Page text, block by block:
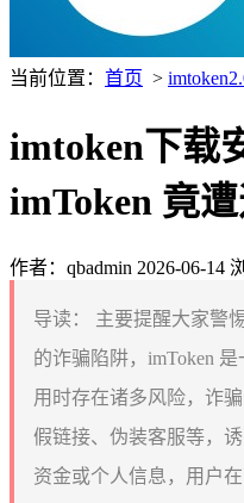
当前位置： 首页 >
imtoken下载
imToken 竟
作者：qbadmin 2026-06-14
导读：
主要提醒大家警
的诈骗陷阱，imToken
用时存在诸多风险，诈
假链接、伪装客服等，
资金或个人信息，用户